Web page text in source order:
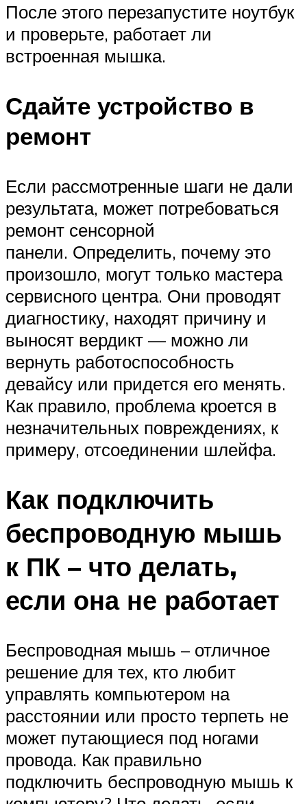
После этого перезапустите ноутбук
и проверьте, работает ли
встроенная мышка.
Сдайте устройство в
ремонт
Если рассмотренные шаги не дали
результата, может потребоваться
ремонт сенсорной
панели. Определить, почему это
произошло, могут только мастера
сервисного центра. Они проводят
диагностику, находят причину и
выносят вердикт — можно ли
вернуть работоспособность
девайсу или придется его менять.
Как правило, проблема кроется в
незначительных повреждениях, к
примеру, отсоединении шлейфа.
Как подключить
беспроводную мышь
к ПК – что делать,
если она не работает
Беспроводная мышь – отличное
решение для тех, кто любит
управлять компьютером на
расстоянии или просто терпеть не
может путающиеся под ногами
провода. Как правильно
подключить беспроводную мышь к